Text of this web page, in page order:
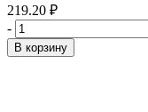
219.20 ₽
-
В корзину